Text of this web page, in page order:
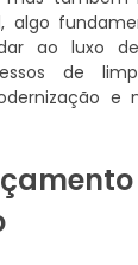
algo
ao luxo
de
e